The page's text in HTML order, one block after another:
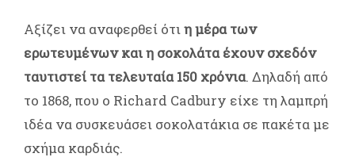
Αξίζει να αναφερθεί ότιη μέρα των
ερωτευμένων και η σοκολάτα έχουν σχεδόν
ταυτιστεί τα τελευταία 150 χρόνια. Δηλαδή από
το 1868, που ο Richard Cadbury είχε τη λαμπρή
ιδέα να συσκευάσει σοκολατάκια σε πακέτα με
σχήμα καρδιάς.